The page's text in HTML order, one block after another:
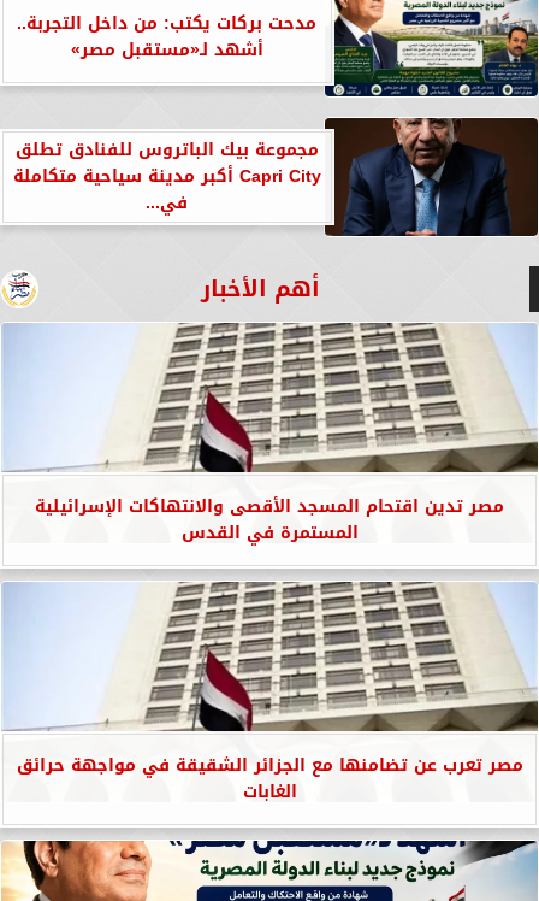
مدحت بركات يكتب: من داخل التجربة..
أشهد لـ«مستقبل مصر»
مجموعة بيك الباتروس للفنادق تطلق
Capri City أكبر مدينة سياحية متكاملة
في...
أهم الأخبار
مصر تدين اقتحام المسجد الأقصى والانتهاكات الإسرائيلية
المستمرة في القدس
مصر تعرب عن تضامنها مع الجزائر الشقيقة في مواجهة حرائق
الغابات